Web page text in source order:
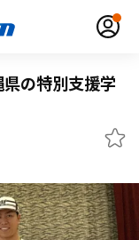
の特別支援学